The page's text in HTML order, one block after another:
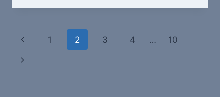
–
WIE
EIN
DÜRWISSER
Seitennavigation
Vorherige
Seite
1 2 3 4 … 10
Nächste